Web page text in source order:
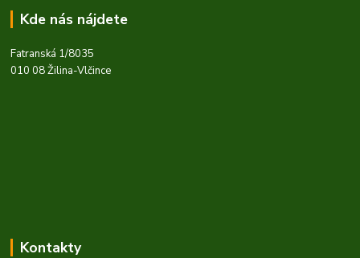
Kde nás nájdete
Fatranská 1/8035
010 08 Žilina-Vlčince
Kontakty